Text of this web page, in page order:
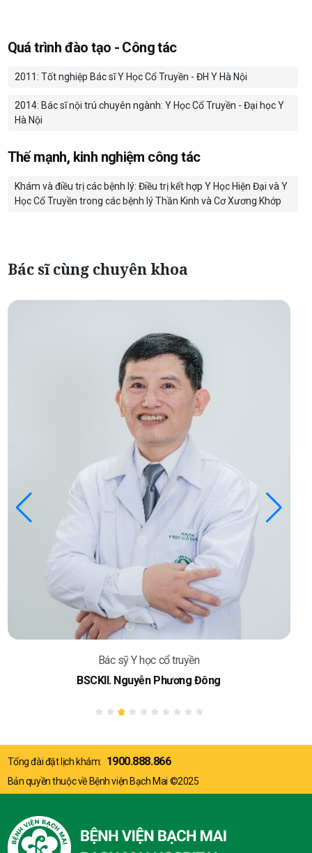
Quá trình đào tạo - Công tác
2011: Tốt nghiệp Bác sĩ Y Học Cổ Truyền - ĐH Y Hà Nội
2014: Bác sĩ nội trú chuyên ngành: Y Học Cổ Truyền - Đại học Y
Hà Nội
Thế mạnh, kinh nghiệm công tác
Khám và điều trị các bệnh lý: Điều trị kết hợp Y Học Hiện Đại và Y
Học Cổ Truyền trong các bệnh lý Thần Kinh và Cơ Xương Khớp
Bác sĩ cùng chuyên khoa
Bác sĩ Y học cổ truyền
ThS. BS. Hoàng Duy Luân
Tổng đài đặt lịch khám: 1900.888.866
Bản quyền thuộc về Bệnh viện Bạch Mai ©2025